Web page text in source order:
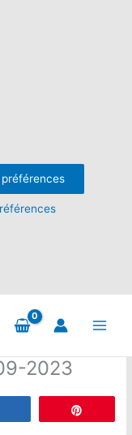
préférences
2023